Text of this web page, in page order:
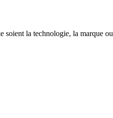
soient la technologie, la marque ou